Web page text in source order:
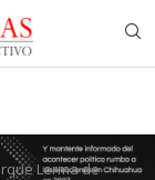
Lerma de